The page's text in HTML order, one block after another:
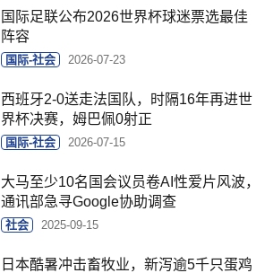
国际足联公布2026世界杯球迷票选最佳
阵容
国际-社会 2026-07-23
西班牙2-0送走法国队，时隔16年再进世
界杯决赛，姆巴佩0射正
国际-社会 2026-07-15
大马至少10名国会议员卷AI性爱片风波，
通讯部急寻Google协助调查
社会 2025-09-15
日本酷暑冲击畜牧业，新泻逾5千只蛋鸡